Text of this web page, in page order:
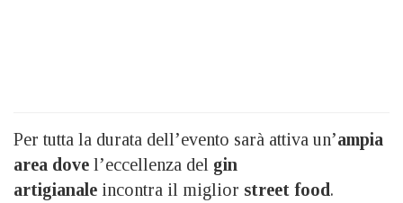
Per tutta la durata dell’evento sarà attiva un’ampia
area dove l’eccellenza del gin
artigianale incontra il miglior street food.